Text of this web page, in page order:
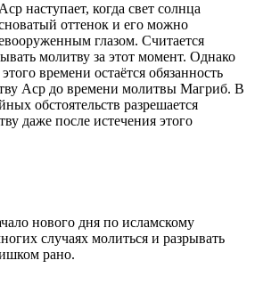
наступает, когда свет солнца
оттенок и его можно
глазом. Считается
молитву за этот момент. Однако
времени остаётся обязанность
Аср до времени молитвы Магриб. В
обстоятельств разрешается
даже после истечения этого
нового дня по исламскому
случаях молиться и разрывать
рано.